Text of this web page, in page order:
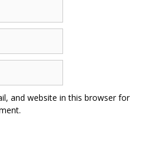
and website in this browser for